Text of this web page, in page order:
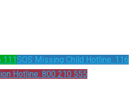
111SOS Missing Child Hotline: 116
Hotline: 800 210 555